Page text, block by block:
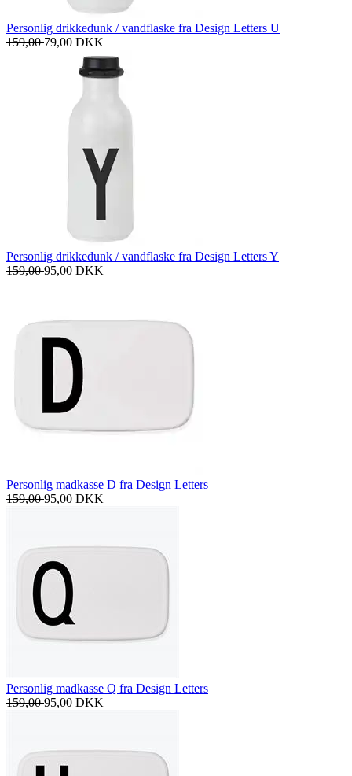
Personlig drikkedunk / vandflaske fra Design Letters U
159,0079,00 DKK
Personlig drikkedunk / vandflaske fra Design Letters Y
159,0095,00 DKK
Personlig madkasse D fra Design Letters
159,0095,00 DKK
Personlig madkasse Q fra Design Letters
159,0095,00 DKK